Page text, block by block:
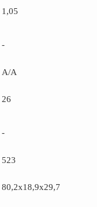
1,05
-
А/А
26
-
523
80,2x18,9x29,7